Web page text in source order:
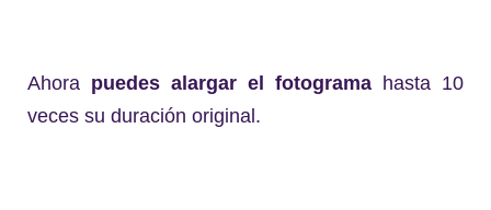
Ahora puedes alargar el fotograma hasta 10
veces su duración original.